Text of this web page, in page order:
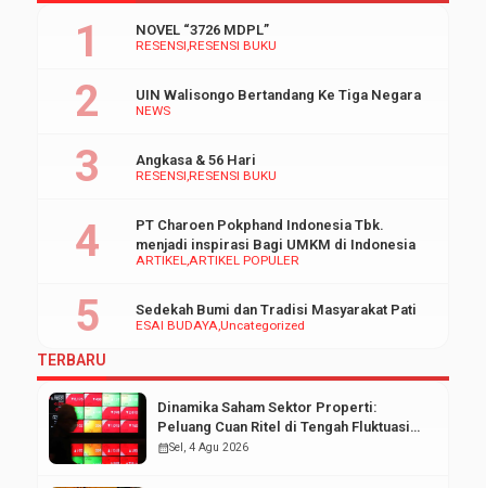
RESENSI RESENSI BUKU
NOVEL “3726 MDPL”
NEWS
UIN Walisongo Bertandang Ke Tiga Negara
RESENSI RESENSI BUKU
Angkasa & 56 Hari
ARTIKELARTIKEL POPULER
PT Charoen Pokphand Indonesia Tbk.
menjadi inspirasi Bagi UMKM di Indonesia
ESAI BUDAYAUncategorized
Sedekah Bumi dan Tradisi Masyarakat Pati
TERBARU
Dinamika Saham Sektor Properti:
Peluang Cuan Ritel di Tengah Fluktuasi
Pasar Modal
calendar_monthSel, 4 Agu 2026